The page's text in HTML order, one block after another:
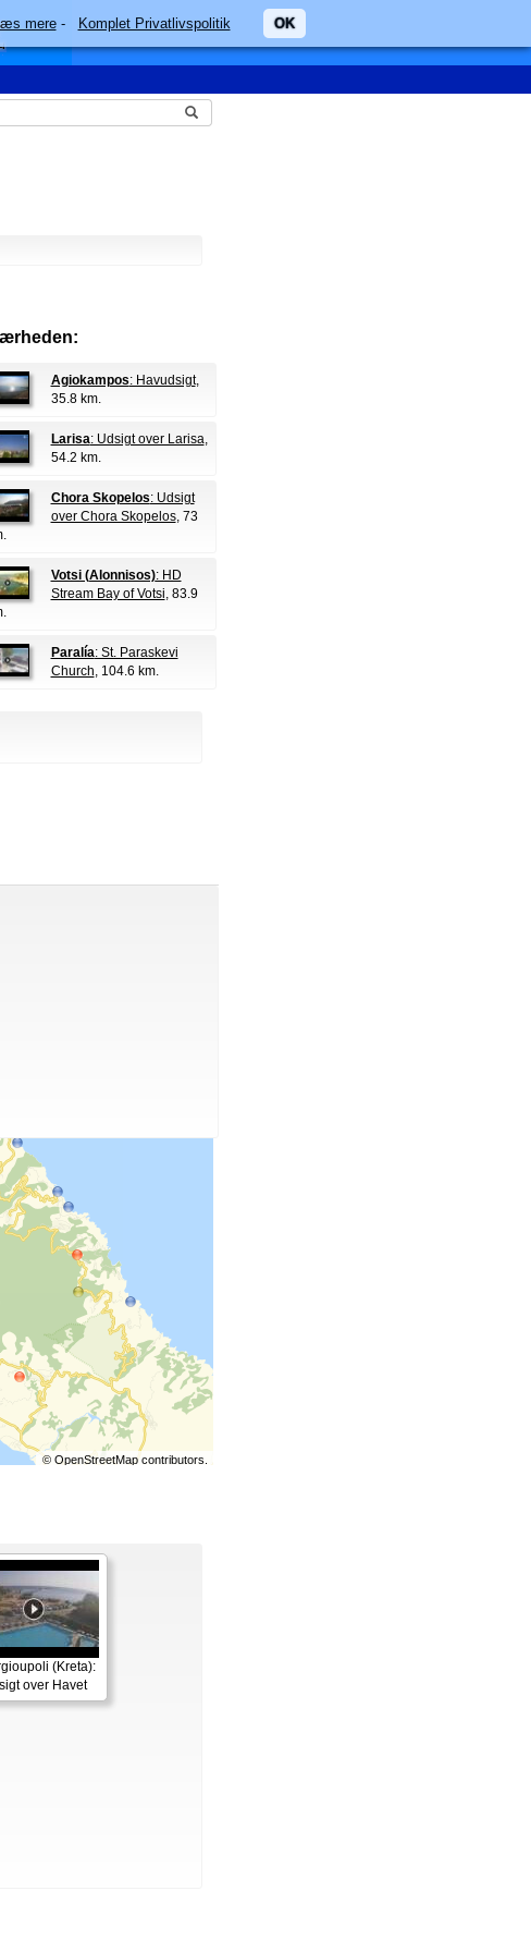
Agiokampos: Havudsigt,
35.8 km.
Larisa: Udsigt over Larisa,
54.2 km.
Chora Skopelos: Udsigt
over Chora Skopelos, 73
Votsi (Alonnisos): HD
Stream Bay of Votsi, 83.9
Paralía: St. Paraskevi
Church, 104.6 km.
© OpenStreetMapcontributors.
(Kreta):
over Havet
mere- Komplet Privatlivspolitik OK